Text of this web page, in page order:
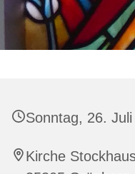
Sonntag, 26.
Kirche